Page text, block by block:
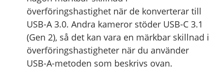
överföringshastighet när de konverterar till
USB-A 3.0. Andra kameror stöder USB-C 3.1
(Gen 2), så det kan vara en märkbar skillnad i
överföringshastigheter när du använder
USB-A-metoden som beskrivs ovan.